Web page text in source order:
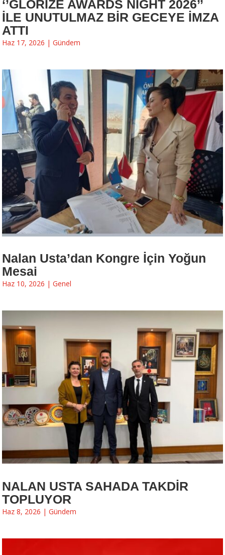
‘’GLORIZE AWARDS NIGHT 2026’’
İLE UNUTULMAZ BİR GECEYE İMZA
ATTI
Haz 17, 2026 | Gündem
Nalan Usta’dan Kongre İçin Yoğun
Mesai
Haz 10, 2026 | Genel
NALAN USTA SAHADA TAKDİR
TOPLUYOR
Haz 8, 2026 | Gündem